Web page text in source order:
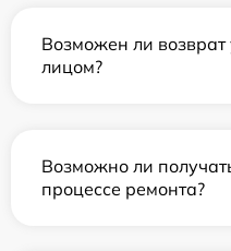
Возможен ли возврат
лицом?
Возможно ли
процессе ремонта?